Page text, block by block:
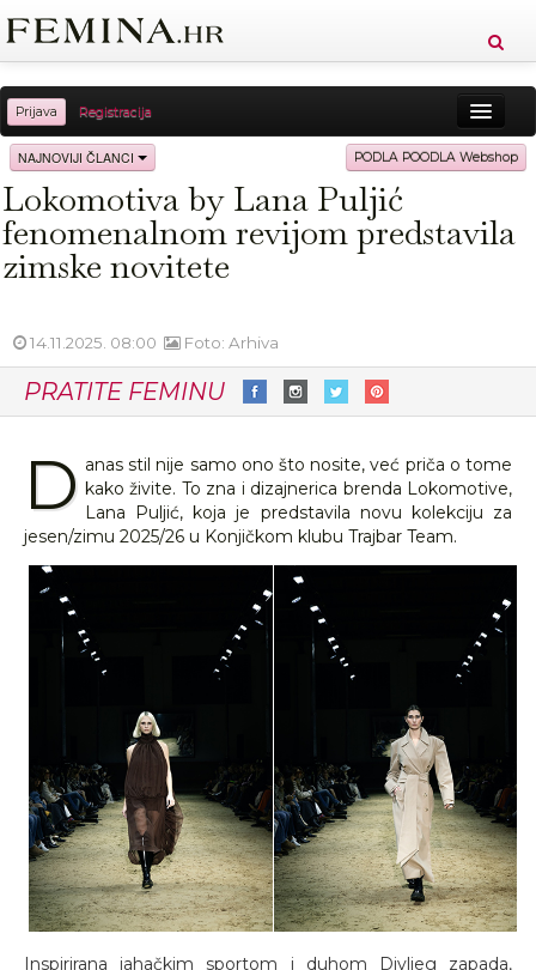
Prijava Registracija
Sreća Zdravlje Vitkost
Moda Ljubav Relax Putovanja
Proizvodi Knjige Cool
NAJNOVIJI ČLANCI PODLA POODLA Webshop
Lokomotiva by Lana Puljić
fenomenalnom revijom predstavila
zimske novitete
14.11.2025. 08:00 Foto: Arhiva
PRATITE FEMINU
D anas stil nije samo ono što nosite, već priča o tome
kako živite. To zna i dizajnerica brenda Lokomotive,
Lana Puljić, koja je predstavila novu kolekciju za
jesen/zimu 2025/26 u Konjičkom klubu Trajbar Team.
Inspirirana jahačkim sportom i duhom Divljeg zapada,